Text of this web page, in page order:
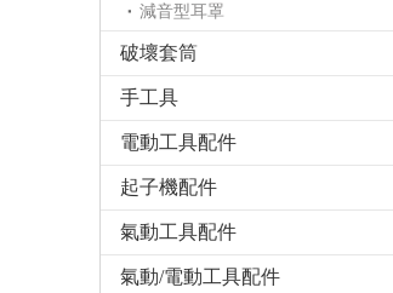
減音型耳罩
破壞套筒
手工具
電動工具配件
起子機配件
氣動工具配件
氣動/電動工具配件